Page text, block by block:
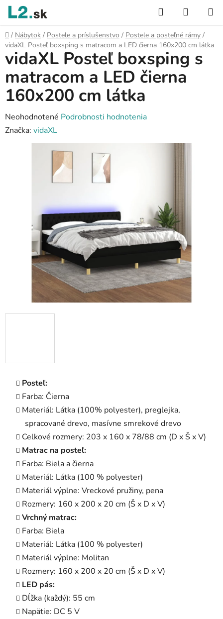
Prejsť
obsah
Hľadať
KOŠÍK
Domov
/ Nábytok / Postele a príslušenstvo / Postele a posteľné rámy /
vidaXL Posteľ boxsping s matracom a LED čierna 160x200 cm látka
Posteľ:
Farba: Čierna
Materiál: Látka (100% polyester), preglejka,
spracované drevo, masívne smrekové drevo
Celkové rozmery: 203 x 160 x 78/88 cm (D x Š x V)
Matrac na posteľ:
Farba: Biela a čierna
Materiál: Látka (100 % polyester)
Materiál výplne: Vreckové pružiny, pena
Rozmery: 160 x 200 x 20 cm (Š x D x V)
Vrchný matrac:
Farba: Biela
Materiál: Látka (100 % polyester)
Materiál výplne: Molitan
Rozmery: 160 x 200 x 20 cm (Š x D x V)
LED pás:
Dĺžka (každý): 55 cm
Napätie: DC 5 V
vidaXL Posteľ boxsping s
matracom a LED čierna
160x200 cm látka
Priemerné
hodnotenie
produktu
hviezdičiek.
Neohodnotené Podrobnosti hodnotenia
Značka: vidaXL